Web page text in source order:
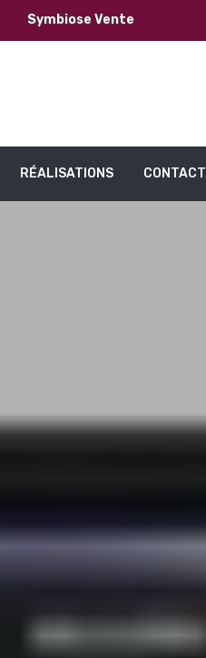
Symbiose Vente
RÉALISATIONS CONTACT